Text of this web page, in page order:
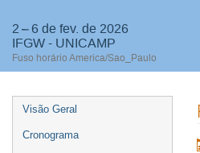
2 – 6 de fev. de 2026
IFGW - UNICAMP
Fuso horário America/Sao_Paulo
Event
menu
Visão Geral
Cronograma